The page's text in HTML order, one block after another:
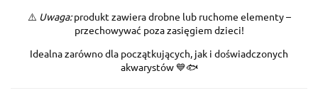
⚠️ Uwaga:produkt zawiera drobne lub ruchome elementy –
przechowywać poza zasięgiem dzieci!
Idealna zarówno dla początkujących, jak i doświadczonych
akwarystów 💙🐟